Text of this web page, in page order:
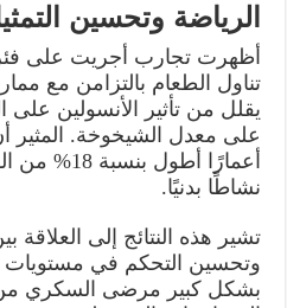
الرياضة وتحسين
أظهرت تجارب أجريت على
تناول الطعام بالتزامن مع
يقلل من تأثير الأنسولين على
على معدل الشيخوخة. المثير
أعمارًا أطول
نشاطًا بدنيًا.
تشير هذه النتائج إلى العلاقة
وتحسين التحكم في مستويات
بشكل كبير مرضى السكري من